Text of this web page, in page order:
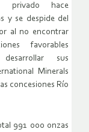
privado hace
y se despide del
al no encontrar
favorables
sus
Minerals
concesiones Río
991 000 onzas